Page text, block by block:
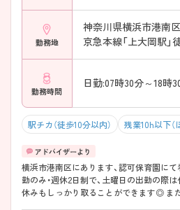
勤務地
神奈川県横浜市港南区
京急本線「上大岡駅」
勤務時間
日勤:07時30分～18時
駅チカ（徒歩10分以内） 残業10h以下（
横浜市港南区にあります、認可保育園に
勤のみ・週休2日制で、土曜日の出勤の際
休みもしっかり取ることができます◎ ま